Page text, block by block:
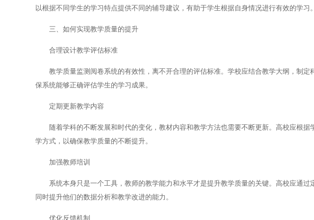
以根据不同学生的学习特点提供不同的辅导建议，有助于学生根据自身情况进行有效的学习。
三、如何实现教学质量的提升
合理设计教学评估标准
教学质量监测阅卷系统的有效性，离不开合理的评估标准。学校应结合教学大纲，制定
保系统能够正确评估学生的学习成果。
定期更新教学内容
随着学科的不断发展和时代的变化，教材内容和教学方法也需要不断更新。高校应根据
学方式，以确保教学质量的不断提升。
加强教师培训
系统本身只是一个工具，教师的教学能力和水平才是提升教学质量的关键。高校应通过
同时提升他们的数据分析和教学改进的能力。
优化反馈机制